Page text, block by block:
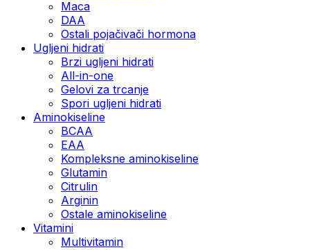
Maca
DAA
Ostali pojačivači hormona
Ugljeni hidrati
Brzi ugljeni hidrati
All-in-one
Gelovi za trcanje
Spori ugljeni hidrati
Aminokiseline
BCAA
ЕАА
Kompleksne aminokiseline
Glutamin
Citrulin
Arginin
Ostale aminokiseline
Vitamini
Multivitamin